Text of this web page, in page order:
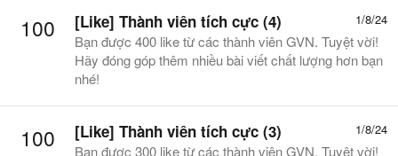
100 1/8/24
[Like] Thành viên tích cực (4)
Bạn được 400 like từ các thành viên GVN. Tuyệt vời!
Hãy đóng góp thêm nhiều bài viết chất lượng hơn bạn
nhé!
100 1/8/24
[Like] Thành viên tích cực (3)
Bạn được 300 like từ các thành viên GVN. Tuyệt vời!